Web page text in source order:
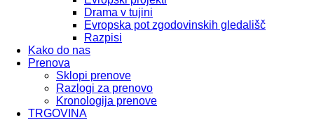
Drama v tujini
Evropska pot zgodovinskih gledališč
Razpisi
Kako do nas
Prenova
Sklopi prenove
Razlogi za prenovo
Kronologija prenove
TRGOVINA